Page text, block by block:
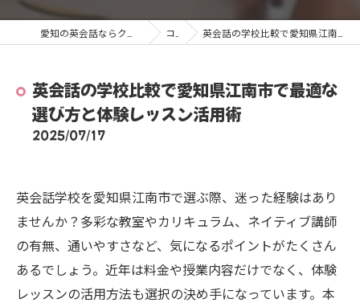
コラム 英会話の学校比較で愛知県江南市で最適な選び方と体験レッスン活用術
英会話の学校比較で愛知県江南市で最適な
選び方と体験レッスン活用術
2025/07/17
英会話学校を愛知県江南市で選ぶ際、迷った経験はあり
ませんか？多彩な教室やカリキュラム、ネイティブ講師
の有無、通いやすさなど、気になるポイントがたくさん
あるでしょう。近年は料金や授業内容だけでなく、体験
レッスンの活用方法も選択の決め手になっています。本